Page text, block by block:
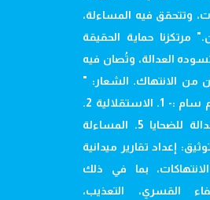
وتتحقق فيه المساءلة،
مرتكزنا حماية الحقيقة
العدالة، وتُصان فيه
من الانتهاك. الشعار: "
من التوثيق إلى العدالة قيم سام :- 1. الاستقلالية 2.
المهنية 3. النزاهة 4. العدالة للضحايا 5. المساءلة
إعداد تقارير ميدانية
بما في ذلك
القسري، التعذيب،